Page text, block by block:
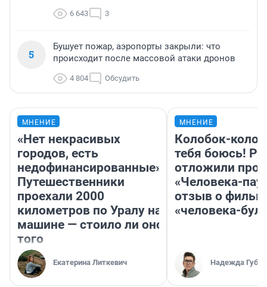
6 643 3
5
Бушует пожар, аэропорты закрыли: что
происходит после массовой атаки дронов
4 804 Обсудить
МНЕНИЕ
«Нет некрасивых
городов, есть
недофинансированные».
Путешественники
проехали 2000
километров по Уралу на
машине — стоило ли оно
того
Екатерина Литкевич
МНЕНИЕ
Колобок-
тебя боюсь!
отложили
«Человека-
отзыв о
«человека-
Надежда